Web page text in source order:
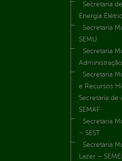
Secretaria
Energia
Secretaria
SEMU
Secretaria
Secretaria
e Recursos
Secretaria de
SEMAF
Secretaria
– SEST
Secretaria
Lazer –